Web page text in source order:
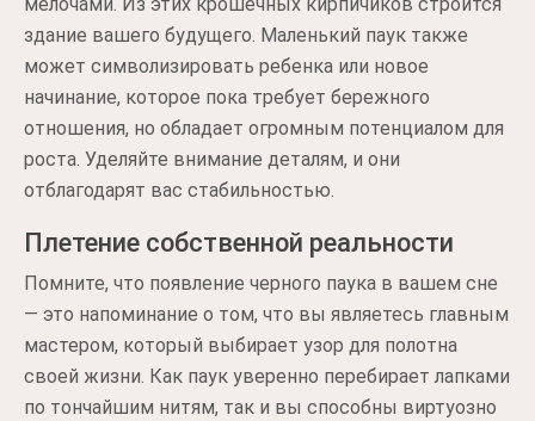
здание вашего будущего. Маленький паук также
может символизировать ребенка или новое
начинание, которое пока требует бережного
отношения, но обладает огромным потенциалом для
роста. Уделяйте внимание деталям, и они
отблагодарят вас стабильностью.
Плетение собственной реальности
Помните, что появление черного паука в вашем сне
— это напоминание о том, что вы являетесь главным
мастером, который выбирает узор для полотна
своей жизни. Как паук уверенно перебирает лапками
по тончайшим нитям, так и вы способны виртуозно